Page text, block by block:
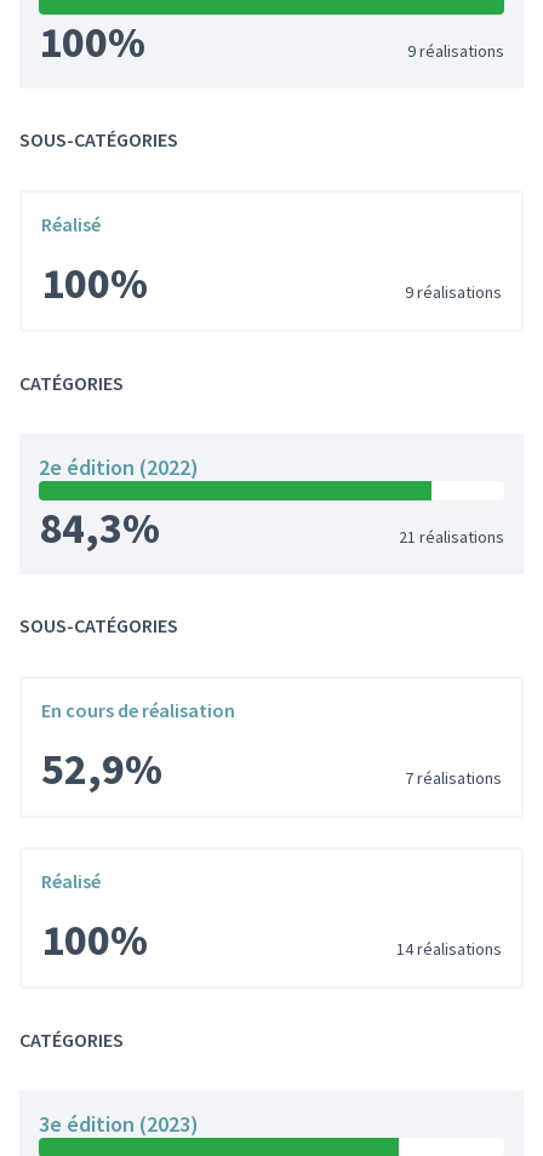
100% 9 réalisations
SOUS-CATÉGORIES
Réalisé
100% 9 réalisations
CATÉGORIES
2e édition (2022)
84,3% 21 réalisations
SOUS-CATÉGORIES
En cours de réalisation
52,9% 7 réalisations
Réalisé
100% 14 réalisations
CATÉGORIES
3e édition (2023)